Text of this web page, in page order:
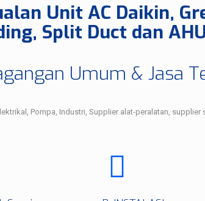
Unit AC Daikin,
Split Duct dan
Umum & Jasa
Pompa, Industri, Supplier alat-peralatan,